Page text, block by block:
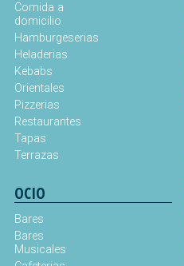
Comida a
domicilio
Hamburgeserias
Heladerias
Kebabs
Orientales
Pizzerias
Restaurantes
Tapas
Terrazas
OCIO
Bares
Bares
Musicales